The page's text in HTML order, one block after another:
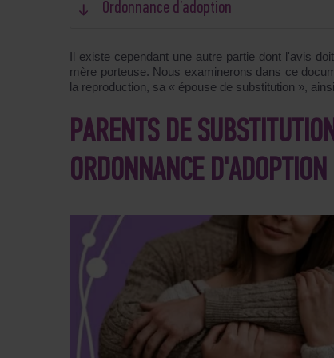
Ordonnance d’adoption
Il existe cependant une autre partie dont l'avis
mère porteuse. Nous examinerons dans ce
la reproduction, sa « épouse de substitution »,
PARENTS DE
ORDONNANCE D'ADOPTION